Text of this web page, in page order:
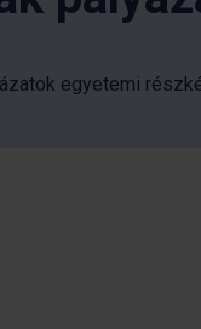
egyetemi